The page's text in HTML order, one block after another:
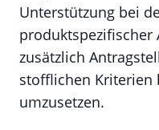
Unterstützung bei
zusätzlich
stofflichen Kriterien
umzusetzen.